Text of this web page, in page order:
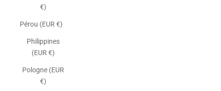
€)
Pérou (EUR €)
Philippines
(EUR €)
Pologne (EUR
€)